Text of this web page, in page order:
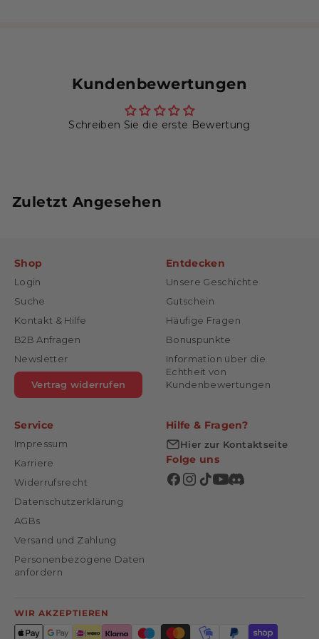
Kundenbewertungen
Schreiben Sie die erste Bewertung
Zuletzt Angesehen
Shop
Login
Suche
Kontakt & Hilfe
B2B Anfragen
Newsletter
Vertrag widerrufen
Entdecken
Unsere Geschichte
Gutschein
Häufige Fragen
Bonuspunkte
Information über die
Echtheit von
Kundenbewertungen
Service
Impressum
Karriere
Widerrufsrecht
Datenschutzerklärung
AGBs
Versand und Zahlung
Personenbezogene Daten
anfordern
Hilfe & Fragen?
Hier zur Kontaktseite
Folge uns
WIR AKZEPTIEREN